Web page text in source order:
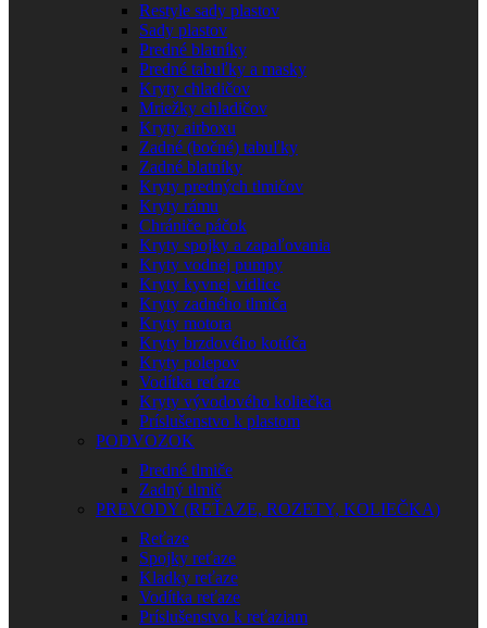
Restyle sady plastov
Sady plastov
Predné blatníky
Predné tabuľky a masky
Kryty chladičov
Mriežky chladičov
Kryty airboxu
Zadné (bočné) tabuľky
Zadné blatníky
Kryty predných tlmičov
Kryty rámu
Chrániče páčok
Kryty spojky a zapaľovania
Kryty vodnej pumpy
Kryty kyvnej vidlice
Kryty zadného tlmiča
Kryty motora
Kryty brzdového kotúča
Kryty polepov
Vodítka reťaze
Kryty vývodového koliečka
Príslušenstvo k plastom
PODVOZOK
Predné tlmiče
Zadný tlmič
PREVODY (REŤAZE, ROZETY, KOLIEČKA)
Reťaze
Spojky reťaze
Kladky reťaze
Vodítka reťaze
Príslušenstvo k reťaziam